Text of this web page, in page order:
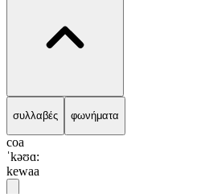
συλλαβές φωνήματα
coa
ˈkəʊɑ:
kewaa